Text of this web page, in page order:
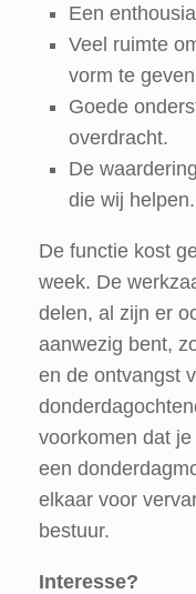
Een
Veel ruimte
vorm te
Goede
overdracht.
De
die wij helpen.
De functie kost
week. De
delen, al zijn er
aanwezig bent,
en de ontvangst
voorkomen dat
een
elkaar voor
bestuur.
Interesse?